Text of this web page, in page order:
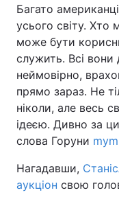
Багато
усього світу.
може бути
служить. Всі
неймовірно,
прямо зараз. Не
ніколи, але весь
ідеєю. Дивно за
слова Горуни
Нагадавши,
аукціон свою